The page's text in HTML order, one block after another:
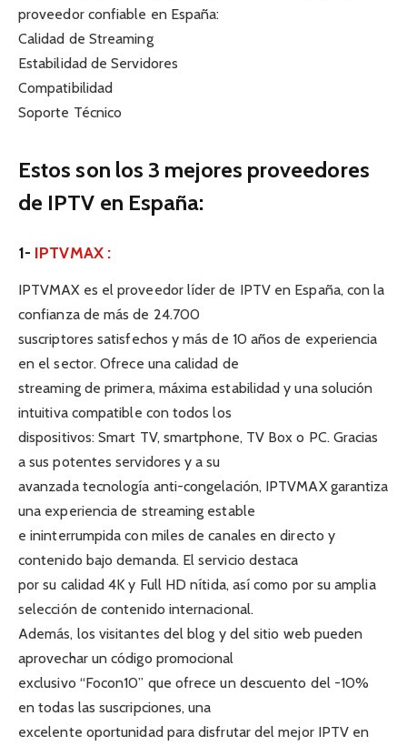
proveedor confiable en España:
Calidad de Streaming
Estabilidad de Servidores
Compatibilidad
Soporte Técnico
Estos son los 3 mejores proveedores
de IPTV en España:
1- IPTVMAX :
IPTVMAX es el proveedor líder de IPTV en España, con la
confianza de más de 24.700
suscriptores satisfechos y más de 10 años de experiencia
en el sector. Ofrece una calidad de
streaming de primera, máxima estabilidad y una solución
intuitiva compatible con todos los
dispositivos: Smart TV, smartphone, TV Box o PC. Gracias
a sus potentes servidores y a su
avanzada tecnología anti-congelación, IPTVMAX garantiza
una experiencia de streaming estable
e ininterrumpida con miles de canales en directo y
contenido bajo demanda. El servicio destaca
por su calidad 4K y Full HD nítida, así como por su amplia
selección de contenido internacional.
Además, los visitantes del blog y del sitio web pueden
aprovechar un código promocional
exclusivo “Focon10” que ofrece un descuento del -10%
en todas las suscripciones, una
excelente oportunidad para disfrutar del mejor IPTV en